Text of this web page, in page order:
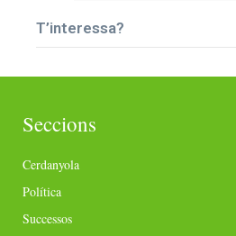
T’interessa?
Seccions
Cerdanyola
Política
Successos